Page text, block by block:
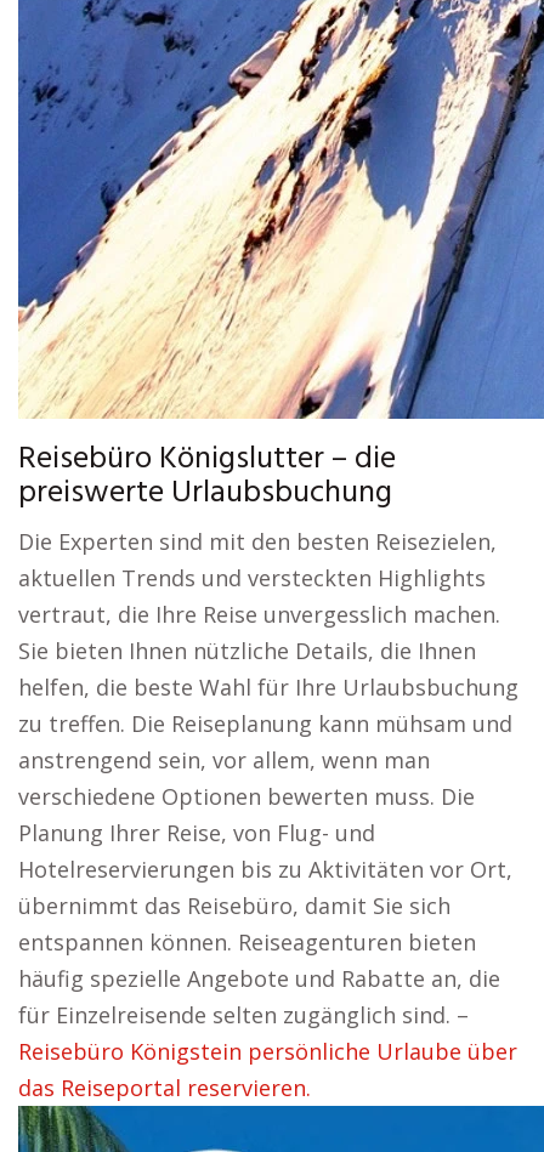
Reisebüro Königslutter – die
preiswerte Urlaubsbuchung
Die Experten sind mit den besten Reisezielen,
aktuellen Trends und versteckten Highlights
vertraut, die Ihre Reise unvergesslich machen.
Sie bieten Ihnen nützliche Details, die Ihnen
helfen, die beste Wahl für Ihre Urlaubsbuchung
zu treffen. Die Reiseplanung kann mühsam und
anstrengend sein, vor allem, wenn man
verschiedene Optionen bewerten muss. Die
Planung Ihrer Reise, von Flug- und
Hotelreservierungen bis zu Aktivitäten vor Ort,
übernimmt das Reisebüro, damit Sie sich
entspannen können. Reiseagenturen bieten
häufig spezielle Angebote und Rabatte an, die
für Einzelreisende selten zugänglich sind. –
Reisebüro Königstein persönliche Urlaube über
das Reiseportal reservieren.